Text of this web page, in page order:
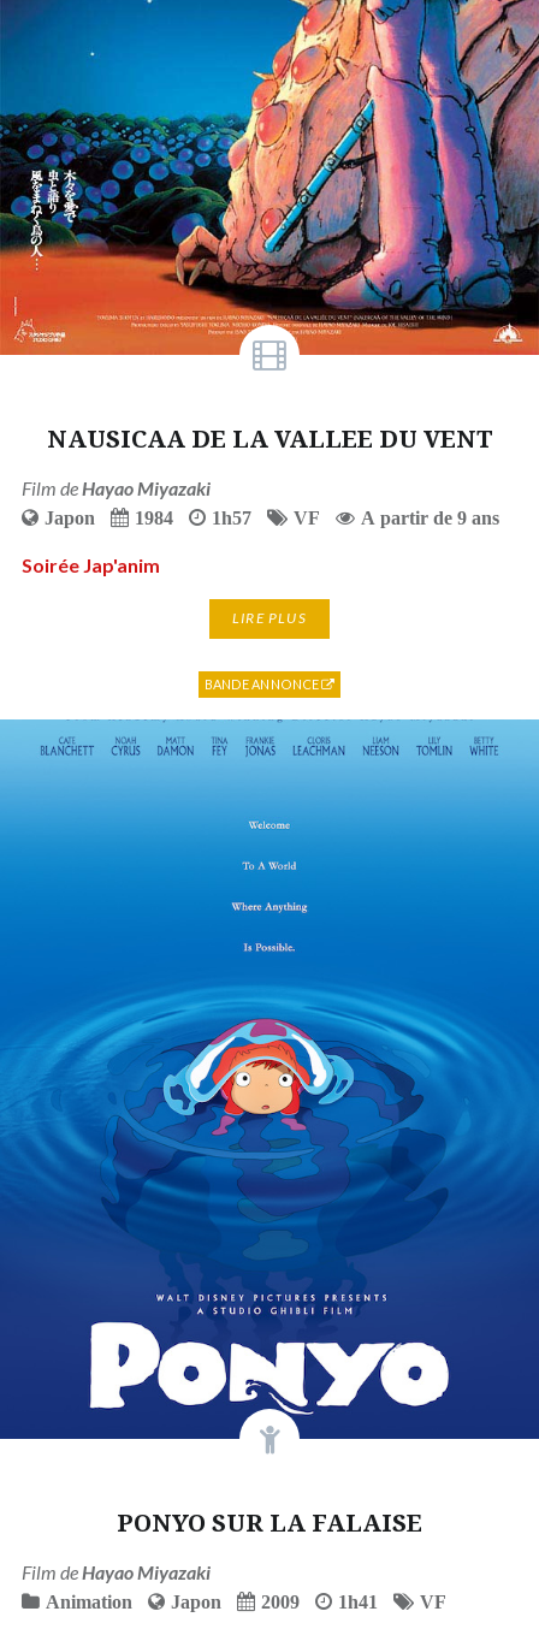
NAUSICAA DE LA VALLEE DU VENT
Film deHayao Miyazaki
Japon 1984 1h57 VF A partir de 9 ans
Soirée Jap'anim
LIRE PLUS
BANDE ANNONCE
PONYO SUR LA FALAISE
Film de Hayao Miyazaki
Animation Japon 2009 1h41 VF